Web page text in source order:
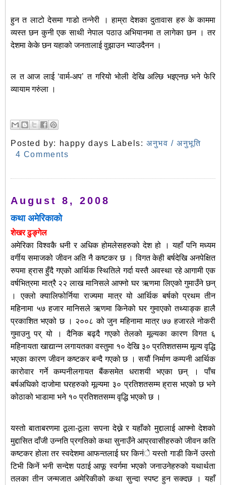
हुन त लाटो देसमा गाडो तन्नेरी । हाम्रा देशका दुतावास हरु के काममा
व्यस्त छन कुनी एक साथी नेपाल पठाउ अभियानमा त लागेका छन । तर
देशमा केके छन यहाको जनतालाई वुझाउन भ्याउदैनन ।
ल त आज लाई ‘वार्म-अप’ त गरियो भोली देखि अल्छि भइएनछ भने फेरि
व्यायाम गरुंला ।
Posted by: happy days Labels:अनुभव / अनुभूति
4 Comments
August 8, 2008
कथा अमेरिकाको
शेखर ढुङ्गेल
अमेरिका विश्वकै धनी र अधिक होमलेसहरुको देश हो । यहाँ पनि मध्यम
वर्गीय समाजको जीवन अति नै कष्टकर छ । विगत केही बर्षदेखि अनपेक्षित
रुपमा ह्रास हुँदै गएको आर्थिक स्थितिले गर्दा यस्तै अवस्था रहे आगामी एक
वर्षभित्रमा मात्रै २२ लाख मानिसले आफ्नो घर ऋणमा लिएको गुमाउँने छन्
। एक्लो क्यालिफोर्निया राज्यमा मात्र यो आर्थिक बर्षको प्रथम तीन
महिनामा ५७ हजार मानिसले ऋणमा किनेको घर गुमाएको तथ्याङ्क हालै
प्रकाशित भएको छ । २००८ को जुन महिनामा मात्र ७७ हजारले नोकरी
गुमाउनु पर् यो । दैनिक बढ्दै गएको तेलको मूल्यका कारण विगत ६
महिनायता खाद्यान्न लगायतका वस्तुमा १० देखि ३० प्रतिशतसम्म मूल्य वृद्धि
भएका कारण जीवन कष्टकर बन्दै गएको छ । सयौं निर्माण कम्पनी आर्थिक
कारोवार गर्ने कम्पनीलगायत बैंकसमेत धराशयी भएका छन् । पाँच
बर्षअघिको दाजोमा घरहरुको मूल्यमा ३० प्रतिशतसम्म ह्रास भएको छ भने
कोठाको भाडामा भने १० प्रतिशतसम्म वृद्धि भएको छ ।
यस्तो बाताबरणमा ठूला-ठूला सपना देख्ने र यहाँको मुद्दालाई आफ्नो देशको
मुद्दासित दाँजी उन्नति प्रगतिको कथा सुनाउँने आप्रवासीहरुको जीवन कति
कष्टकर होला तर स्वदेशमा आफन्तलाई घर किनंे यस्तो गाडी किनें उस्तो
टिभी किनें भनी सन्देश पठाई आफू स्वर्गमा भएको जनाउनेहरुको यथार्थता
तलका तीन जन्मजात अमेरिकीको कथा सुन्दा स्पष्ट हुन सक्दछ । यहाँ